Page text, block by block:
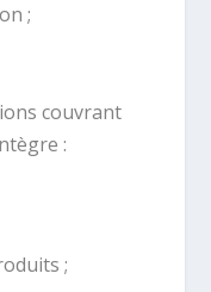
;
couvrant
:
;